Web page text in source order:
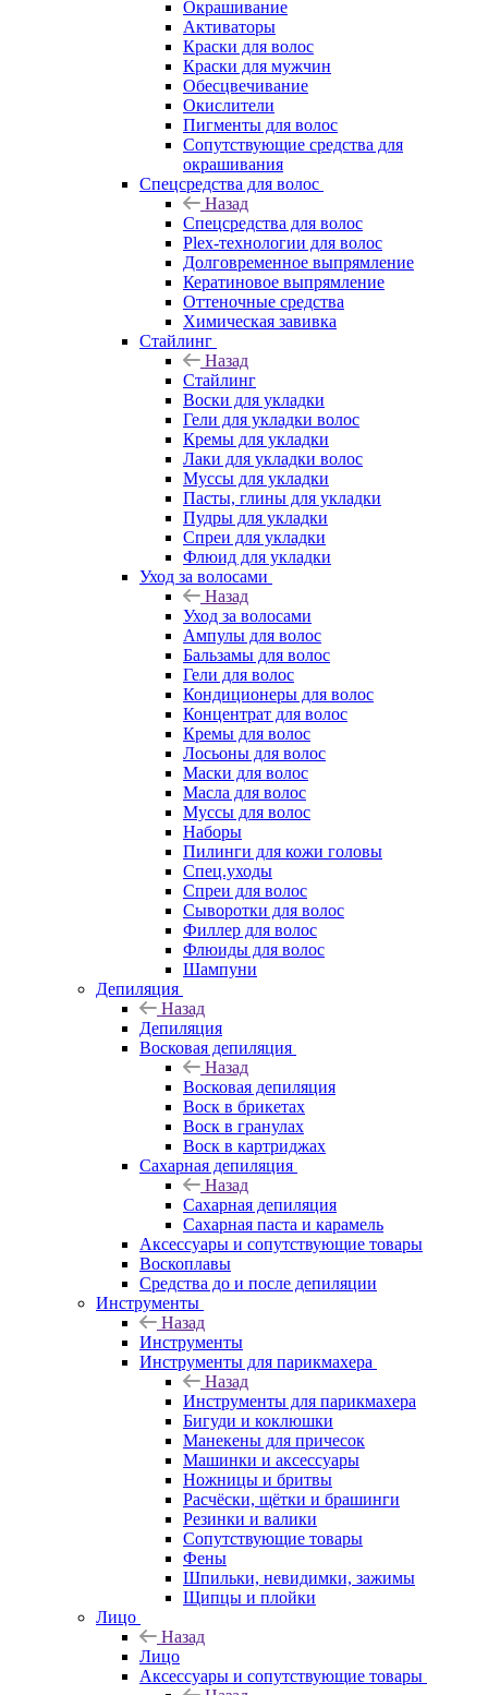
Окрашивание
Активаторы
Краски для волос
Краски для мужчин
Обесцвечивание
Окислители
Пигменты для волос
Сопутствующие средства для
окрашивания
Спецсредства для волос
Назад
Спецсредства для волос
Plex-технологии для волос
Долговременное выпрямление
Кератиновое выпрямление
Оттеночные средства
Химическая завивка
Стайлинг
Назад
Стайлинг
Воски для укладки
Гели для укладки волос
Кремы для укладки
Лаки для укладки волос
Муссы для укладки
Пасты, глины для укладки
Пудры для укладки
Спреи для укладки
Флюид для укладки
Уход за волосами
Назад
Уход за волосами
Ампулы для волос
Бальзамы для волос
Гели для волос
Кондиционеры для волос
Концентрат для волос
Кремы для волос
Лосьоны для волос
Маски для волос
Масла для волос
Муссы для волос
Наборы
Пилинги для кожи головы
Спец.уходы
Спреи для волос
Сыворотки для волос
Филлер для волос
Флюиды для волос
Шампуни
Депиляция
Назад
Депиляция
Восковая депиляция
Назад
Восковая депиляция
Воск в брикетах
Воск в гранулах
Воск в картриджах
Сахарная депиляция
Назад
Сахарная депиляция
Сахарная паста и карамель
Аксессуары и сопутствующие товары
Воскоплавы
Средства до и после депиляции
Инструменты
Назад
Инструменты
Инструменты для парикмахера
Назад
Инструменты для парикмахера
Бигуди и коклюшки
Манекены для причесок
Машинки и аксессуары
Ножницы и бритвы
Расчёски, щётки и брашинги
Резинки и валики
Сопутствующие товары
Фены
Шпильки, невидимки, зажимы
Щипцы и плойки
Лицо
Назад
Лицо
Аксессуары и сопутствующие товары